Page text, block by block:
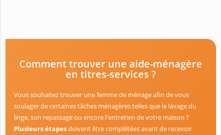
Comment trouver une aide-ménagère
en titres-services ?
Vous souhaitez trouver une femme de ménage afin de vous
soulager de certaines tâches ménagères telles que le lavage du
linge, son repassage ou encore l'entretien de votre maison ?
Plusieurs étapesdoivent être complétées avant de recevoir